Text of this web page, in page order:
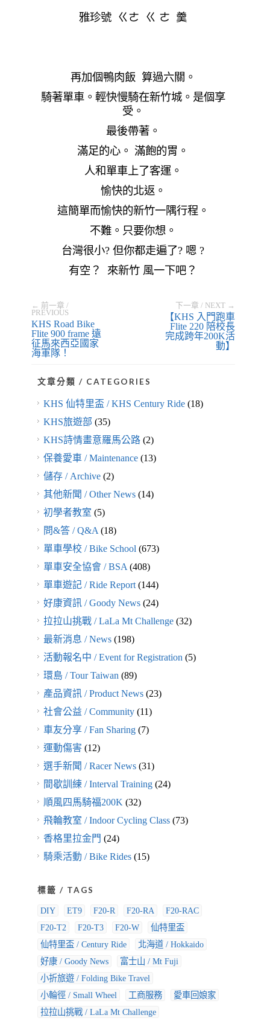
雅珍號 ㄍㄜ ㄍ ㄜ 羹
再加個鴨肉飯 算過六關。
騎著單車。輕快慢騎在新竹城。是個享
受。
最後帶著。
滿足的心。 滿飽的胃。
人和單車上了客運。
愉快的北返。
這簡單而愉快的新竹一隅行程。
不難。只要你想。
台灣很小? 但你都走遍了? 嗯 ?
有空？
來新竹 風一下吧？
← 前一章 /
PREVIOUS
KHS Road Bike
Flite 900 frame 遠
征馬來西亞國家
海軍隊！
下一章 / NEXT →
【KHS 入門跑車
Flite 220 陪校長
完成跨年200K活
動】
文章分類 / CATEGORIES
KHS 仙特里盃 / KHS Century Ride(18)
KHS旅遊部 (35)
KHS詩情畫意羅馬公路(2)
保養愛車 / Maintenance(13)
儲存 / Archive(2)
其他新聞 / Other News(14)
初學者教室 (5)
問&答 / Q&A (18)
單車學校 / Bike School (673)
單車安全協會 / BSA (408)
單車遊記 / Ride Report(144)
好康資訊 / Goody News(24)
拉拉山挑戰 / LaLa Mt Challenge(32)
最新消息 / News(198)
活動報名中 / Event for Registration (5)
環島 / Tour Taiwan (89)
產品資訊 / Product News(23)
社會公益 / Community(11)
車友分享 / Fan Sharing(7)
運動傷害(12)
選手新聞 / Racer News(31)
間歇訓練 / Interval Training(24)
順風四馬騎福200K (32)
飛輪教室 / Indoor Cycling Class(73)
香格里拉金門 (24)
騎乘活動 / Bike Rides(15)
標籤 / TAGS
DIY ET9 F20-R F20-RA
F20-RAC
F20-T2
F20-T3 F20-W
仙特里盃
仙特里盃 / Century Ride
北海道 / Hokkaido
好康 / Goody News
富士山 / Mt Fuji
小折旅遊 / Folding Bike Travel
小輪徑 / Small Wheel
工商服務
愛車回娘家
拉拉山挑戰 / LaLa Mt Challenge